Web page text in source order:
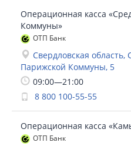
Операционная касса
Коммуны»
ОТП Банк
Свердловская область,
Парижской Коммуны, 5
09:00—21:00
8 800 100-55-55
Операционная касса
ОТП Банк